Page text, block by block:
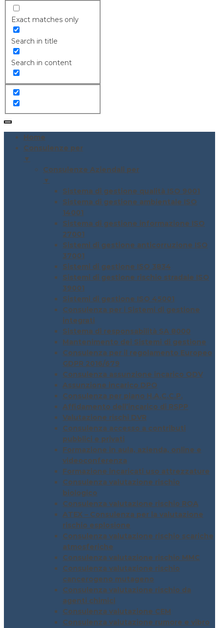
Exact matches only
Search in title
Search in content
Home
Consulenze per
▼
Consulenze Aziendali per
▼
Sistema di gestione qualità ISO 9001
Sistema di gestione ambientale ISO
14001
Sistema di gestione informazione ISO
27001
Sistemi di gestione anticorruzione ISO
37001
Sistemi di gestione ISO 3834
Sistemi di gestione rischio stradale ISO
39001
Sistemi di gestione ISO 45001
Consulenza per i Sistemi di gestione
integrati
Sistema di responsabilità SA 8000
Mantenimento dei Sistemi di gestione
Consulenza per il regolamento Europeo
GDPR 2016/679
Consulenza assunzione incarico ODV
Assunzione incarico DPO
Consulenza per piano H.A.C.C.P.
Affidamento dell’incarico di RSPP
Valutazione rischi DVR
Consulenza accesso a contributi
pubblici e privati
Formazione in aula, azienda, online e
videoconferenza
Formazione incaricati uso attrezzature
Consulenza valutazione rischio
biologico
Consulenza valutazione rischio ROA
ATEX – Consulenza per la valutazione
rischio esplosione
Consulenza valutazione rischio scariche
atmosferiche
Consulenza valutazione rischio MMC
Consulenza valutazione rischio
cancerogeno mutageno
Consulenza valutazione rischio da
agenti chimici
Consulenza valutazione CEM
Consulenza valutazione rumore e vibro